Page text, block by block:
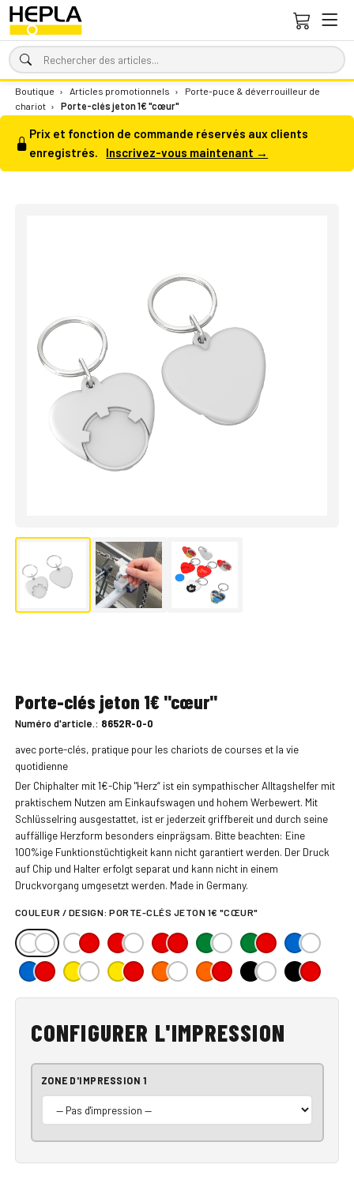
Boutique › Articles promotionnels ›
Porte-puce & déverrouilleur de
chariot › Porte-clés jeton 1€ "cœur"
Prix et fonction de commande réservés aux clients
enregistrés.
Inscrivez-vous maintenant →
Porte-clés jeton 1€ "cœur"
Numéro d'article.: 8652R-0-0
avec porte-clés, pratique pour les chariots de courses et la vie
quotidienne
Der Chiphalter mit 1€-Chip "Herz“ ist ein sympathischer Alltagshelfer mit
praktischem Nutzen am Einkaufswagen und hohem Werbewert. Mit
Schlüsselring ausgestattet, ist er jederzeit griffbereit und durch seine
auffällige Herzform besonders einprägsam. Bitte beachten: Eine
100%ige Funktionstüchtigkeit kann nicht garantiert werden. Der Druck
auf Chip und Halter erfolgt separat und kann nicht in einem
Druckvorgang umgesetzt werden. Made in Germany.
COULEUR / DESIGN:PORTE-CLÉS JETON 1€ "CŒUR"
CONFIGURER L'IMPRESSION
ZONE D'IMPRESSION 1